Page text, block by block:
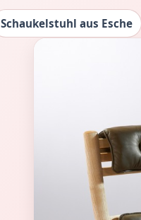
Schaukelstuhl aus Esche